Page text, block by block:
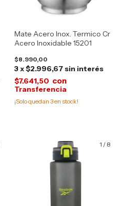
Mate Acero Inox. Termico Cr
Acero Inoxidable 15201
$8.990,00
3x$2.996,67 sin interés
$7.641,50 con
¡Solo quedan 3en stock!
1 / 8